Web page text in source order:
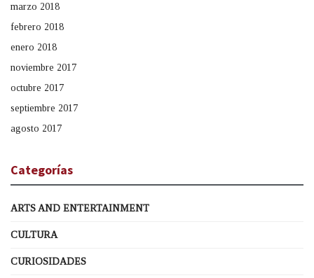
marzo 2018
febrero 2018
enero 2018
noviembre 2017
octubre 2017
septiembre 2017
agosto 2017
Categorías
ARTS AND ENTERTAINMENT
CULTURA
CURIOSIDADES